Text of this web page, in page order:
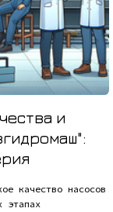
и
качество насосов
этапах